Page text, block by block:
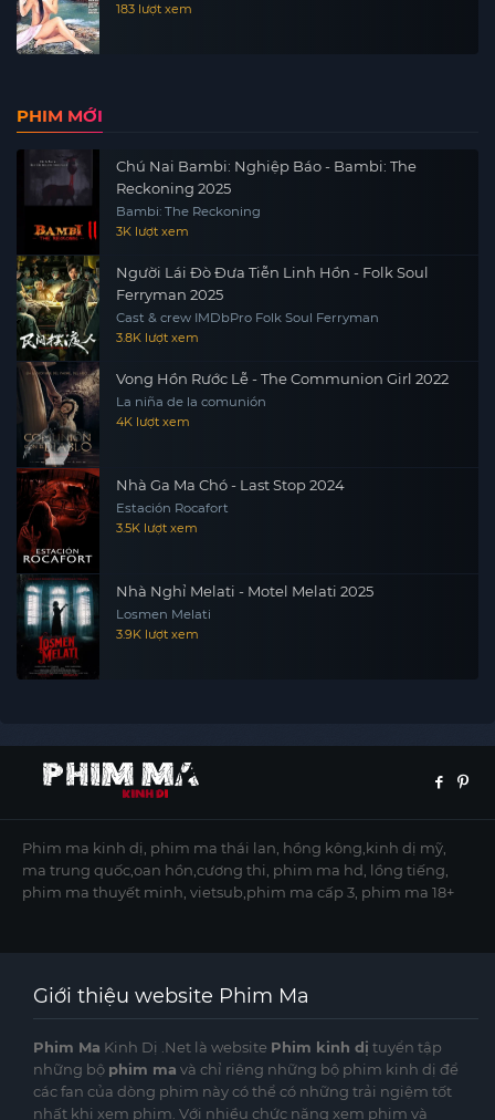
183 lượt xem
PHIM MỚI
Chú Nai Bambi: Nghiệp Báo - Bambi: The
Reckoning 2025
Bambi: The Reckoning
3K lượt xem
Người Lái Đò Đưa Tiễn Linh Hồn - Folk Soul
Ferryman 2025
Cast & crew IMDbPro Folk Soul Ferryman
3.8K lượt xem
Vong Hồn Rước Lễ - The Communion Girl 2022
La niña de la comunión
4K lượt xem
Nhà Ga Ma Chó - Last Stop 2024
Estación Rocafort
3.5K lượt xem
Nhà Nghỉ Melati - Motel Melati 2025
Losmen Melati
3.9K lượt xem
Phim ma kinh dị, phim ma thái lan, hồng kông,kinh dị mỹ,
ma trung quốc,oan hồn,cương thi, phim ma hd, lồng tiếng,
phim ma thuyết minh, vietsub,phim ma cấp 3, phim ma 18+
Giới thiệu website Phim Ma
Phim Ma Kinh Dị .Net là website Phim kinh dị tuyển tập
những bộ phim ma và chỉ riêng những bộ phim kinh dị để
các fan của dòng phim này có thể có những trải ngiệm tốt
nhất khi xem phim. Với nhiều chức năng xem phim và